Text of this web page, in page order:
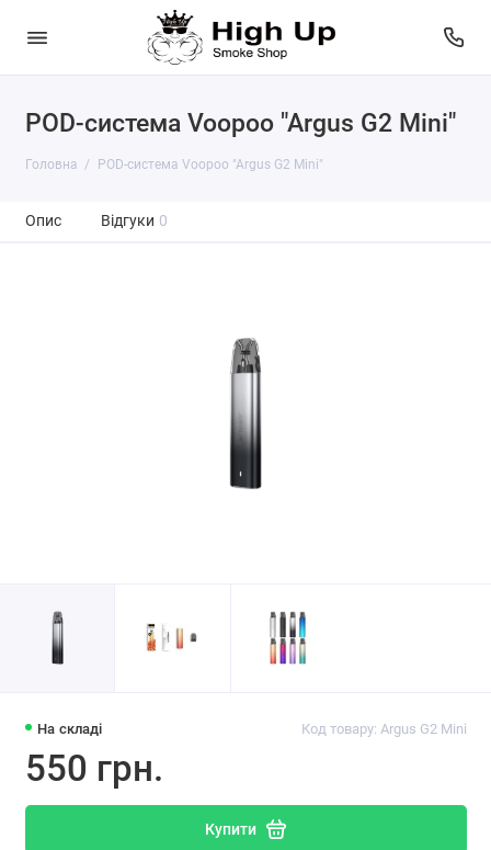
POD-система Voopoo "Argus G2 Mini"
Головна POD-система Voopoo "Argus G2 Mini"
Опис Відгуки 0
На складі Код товару: Argus G2 Mini
550 грн.
Купити